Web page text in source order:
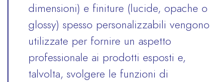
dimensioni) e finiture (lucide, opache o
glossy) spesso personalizzabili vengono
utilizzate per fornire un aspetto
professionale ai prodotti esposti e,
talvolta, svolgere le funzioni di